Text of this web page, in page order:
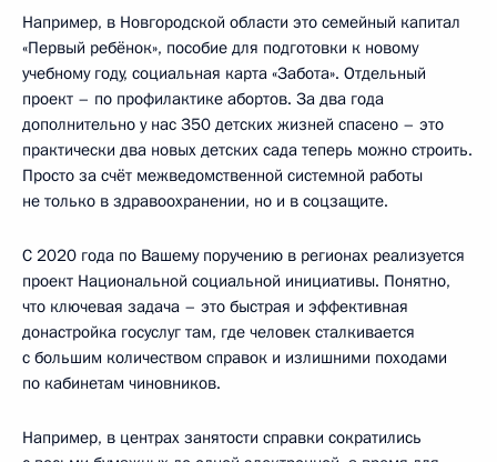
Например, в Новгородской области это семейный капитал
«Первый ребёнок», пособие для подготовки к новому
учебному году, социальная карта «Забота». Отдельный
проект – по профилактике абортов. За два года
дополнительно у нас 350 детских жизней спасено – это
практически два новых детских сада теперь можно строить.
Просто за счёт межведомственной системной работы
не только в здравоохранении, но и в соцзащите.
С 2020 года по Вашему поручению в регионах реализуется
проект Национальной социальной инициативы. Понятно,
что ключевая задача – это быстрая и эффективная
донастройка госуслуг там, где человек сталкивается
с большим количеством справок и излишними походами
по кабинетам чиновников.
Например, в центрах занятости справки сократились